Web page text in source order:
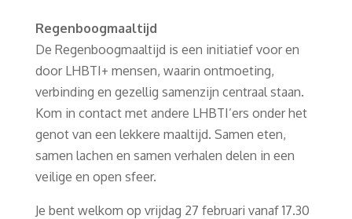
Regenboogmaaltijd
De Regenboogmaaltijd is een initiatief voor en
door LHBTI+ mensen, waarin ontmoeting,
verbinding en gezellig samenzijn centraal staan.
Kom in contact met andere LHBTI’ers onder het
genot van een lekkere maaltijd. Samen eten,
samen lachen en samen verhalen delen in een
veilige en open sfeer.
Je bent welkom op vrijdag 27 februari vanaf 17.30